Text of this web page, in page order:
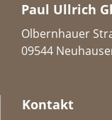
Paul Ullrich
Olbernhauer
09544
Kontakt